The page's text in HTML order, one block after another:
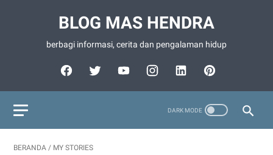
BLOG MAS HENDRA
berbagi informasi, cerita dan pengalaman hidup
BERANDA / MY STORIES